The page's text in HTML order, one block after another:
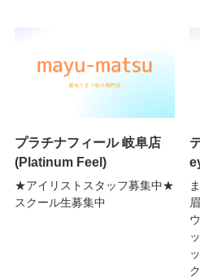
プラチナフィール 岐阜店
(Platinum Feel)
★アイリストスタッフ募集中★
スクール生募集中